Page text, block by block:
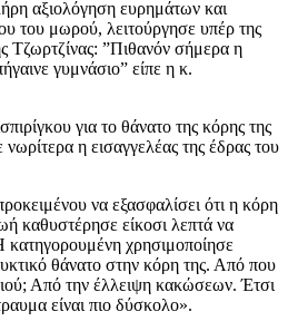
αξιολόγηση ευρημάτων και
του μωρού, λειτούργησε υπέρ της
Τζωρτζίνας: ”Πιθανόν σήμερα η
γυμνάσιο” είπε η κ.
για το θάνατο της κόρης της
η εισαγγελέας της έδρας του
να εξασφαλίσει ότι η κόρη
καθυστέρησε είκοσι λεπτά να
κατηγορουμένη χρησιμοποίησε
θάνατο στην κόρη της. Από που
Από την έλλειψη κακώσεων. Έτσι
είναι πιο δύσκολο».